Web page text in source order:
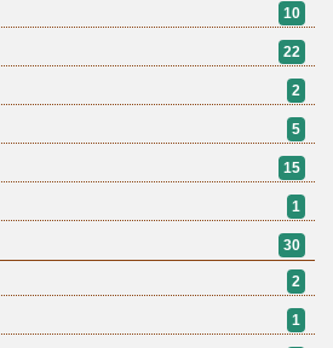
10
22
2
5
15
1
30
2
1